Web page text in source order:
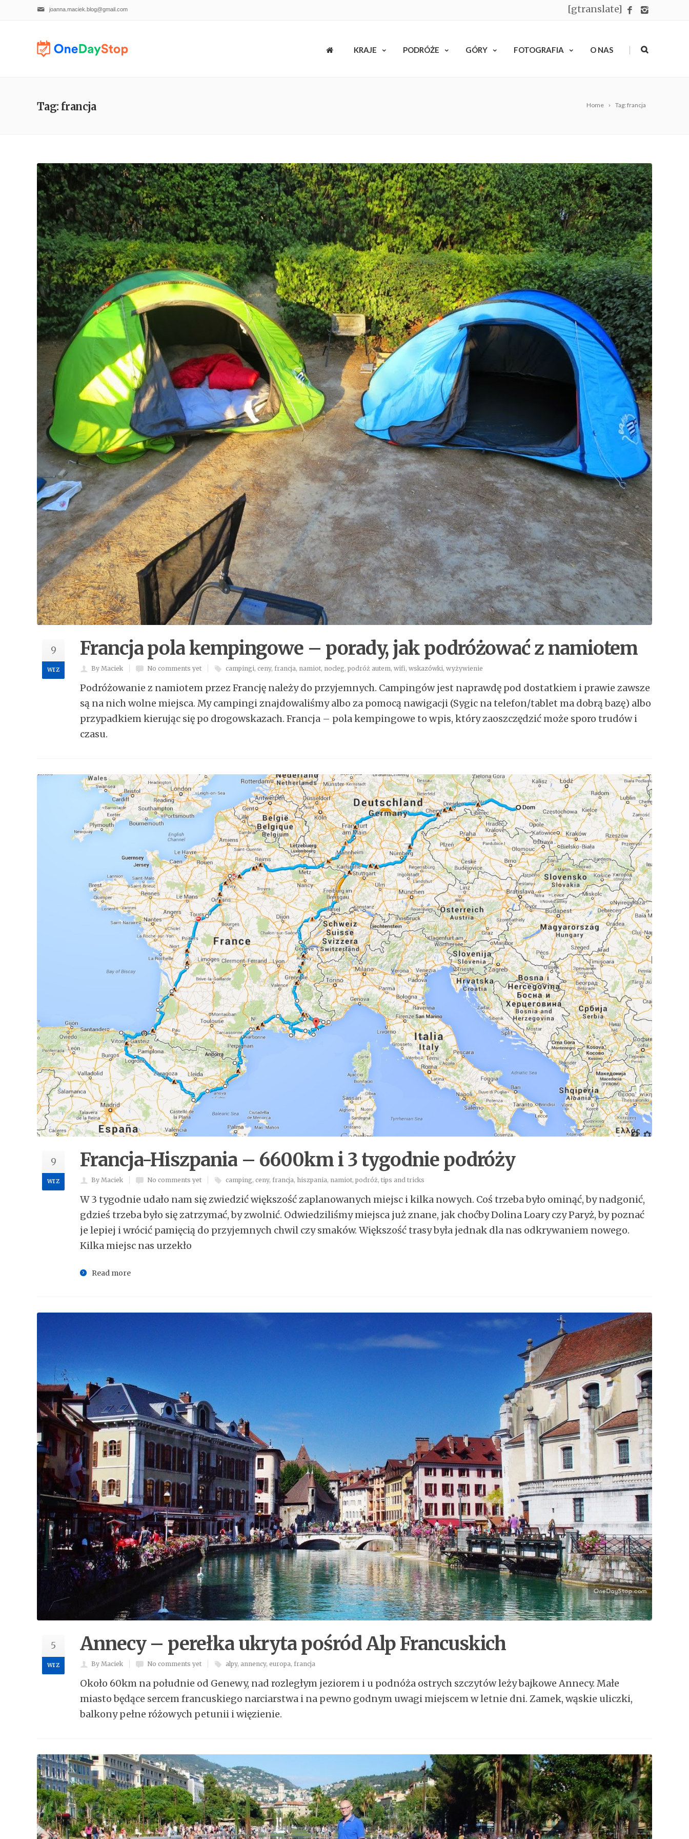
joanna.maciek.blog@gmail.com [gtranslate]
KRAJE PODRÓŻE GÓRY FOTOGRAFIA O NAS |
Home Tag: francja
Tag: francja
9
wrz
Francja pola kempingowe – porady, jak podróżować z namiotem
By Maciek No comments yet campingi, ceny, francja, namiot, nocleg, podróż autem, wifi, wskazówki, wyżywienie
Podróżowanie z namiotem przez Francję należy do przyjemnych. Campingów jest naprawdę pod dostatkiem i prawie zawsze
są na nich wolne miejsca. My campingi znajdowaliśmy albo za pomocą nawigacji (Sygic na telefon/tablet ma dobrą bazę) albo
przypadkiem kierując się po drogowskazach. Francja – pola kempingowe to wpis, który zaoszczędzić może sporo trudów i
czasu.
9
wrz
Francja-Hiszpania – 6600km i 3 tygodnie podróży
By Maciek No comments yet camping, ceny, francja, hiszpania, namiot, podróż, tips and tricks
W 3 tygodnie udało nam się zwiedzić większość zaplanowanych miejsc i kilka nowych. Coś trzeba było ominąć, by nadgonić,
gdzieś trzeba było się zatrzymać, by zwolnić. Odwiedziliśmy miejsca już znane, jak choćby Dolina Loary czy Paryż, by poznać
je lepiej i wrócić pamięcią do przyjemnych chwil czy smaków. Większość trasy była jednak dla nas odkrywaniem nowego.
Kilka miejsc nas urzekło
Read more
5
wrz
Annecy – perełka ukryta pośród Alp Francuskich
By Maciek No comments yet alpy, annency, europa, francja
Około 60km na południe od Genewy, nad rozległym jeziorem i u podnóża ostrych szczytów leży bajkowe Annecy. Małe
miasto będące sercem francuskiego narciarstwa i na pewno godnym uwagi miejscem w letnie dni. Zamek, wąskie uliczki,
balkony pełne różowych petunii i więzienie.